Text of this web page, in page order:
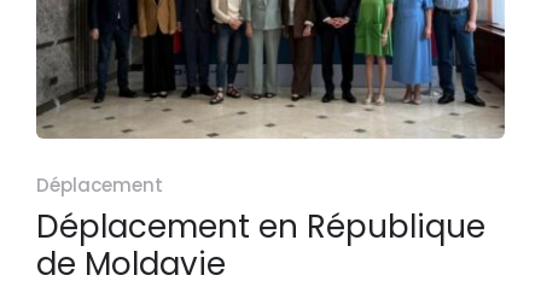
Déplacement
Déplacement en République
de Moldavie